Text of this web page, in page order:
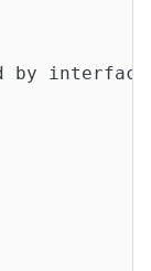
by